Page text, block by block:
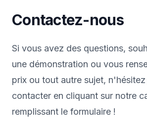
Contactez-nous
Si vous avez des questions,
une démonstration ou vous
prix ou tout autre sujet,
contacter en cliquant sur notre
remplissant le formulaire !